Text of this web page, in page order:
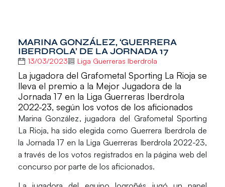
MARINA GONZÁLEZ, ‘GUERRERA
IBERDROLA’ DE LA JORNADA 17
13/03/2023 Liga Guerreras Iberdrola
La jugadora del Grafometal Sporting La Rioja se
lleva el premio a la Mejor Jugadora de la
Jornada 17 en la Liga Guerreras Iberdrola
2022-23, según los votos de los aficionados
Marina González, jugadora del Grafometal Sporting
La Rioja, ha sido elegida comoGuerrera Iberdrola de
la Jornada 17 en la Liga Guerreras Iberdrola 2022-23,
a través de los votos registrados en la página web del
concurso por parte de los aficionados.